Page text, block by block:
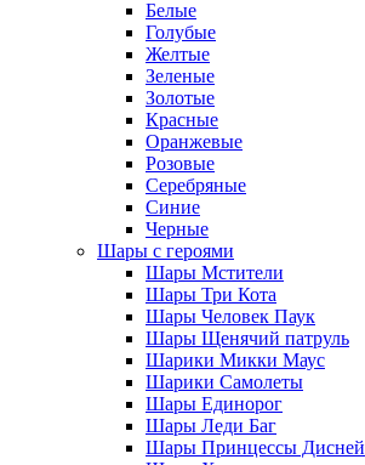
Белые
Голубые
Желтые
Зеленые
Золотые
Красные
Оранжевые
Розовые
Серебряные
Синие
Черные
Шары с героями
Шары Мстители
Шары Три Кота
Шары Человек Паук
Шары Щенячий патруль
Шарики Микки Маус
Шарики Самолеты
Шары Единорог
Шары Леди Баг
Шары Принцессы Дисней